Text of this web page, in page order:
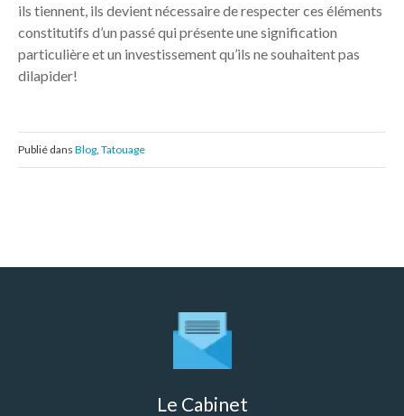
ils tiennent, ils devient nécessaire de respecter ces éléments
constitutifs d’un passé qui présente une signification
particulière et un investissement qu’ils ne souhaitent pas
dilapider!
Publié dans Blog Tatouage
Le Cabinet